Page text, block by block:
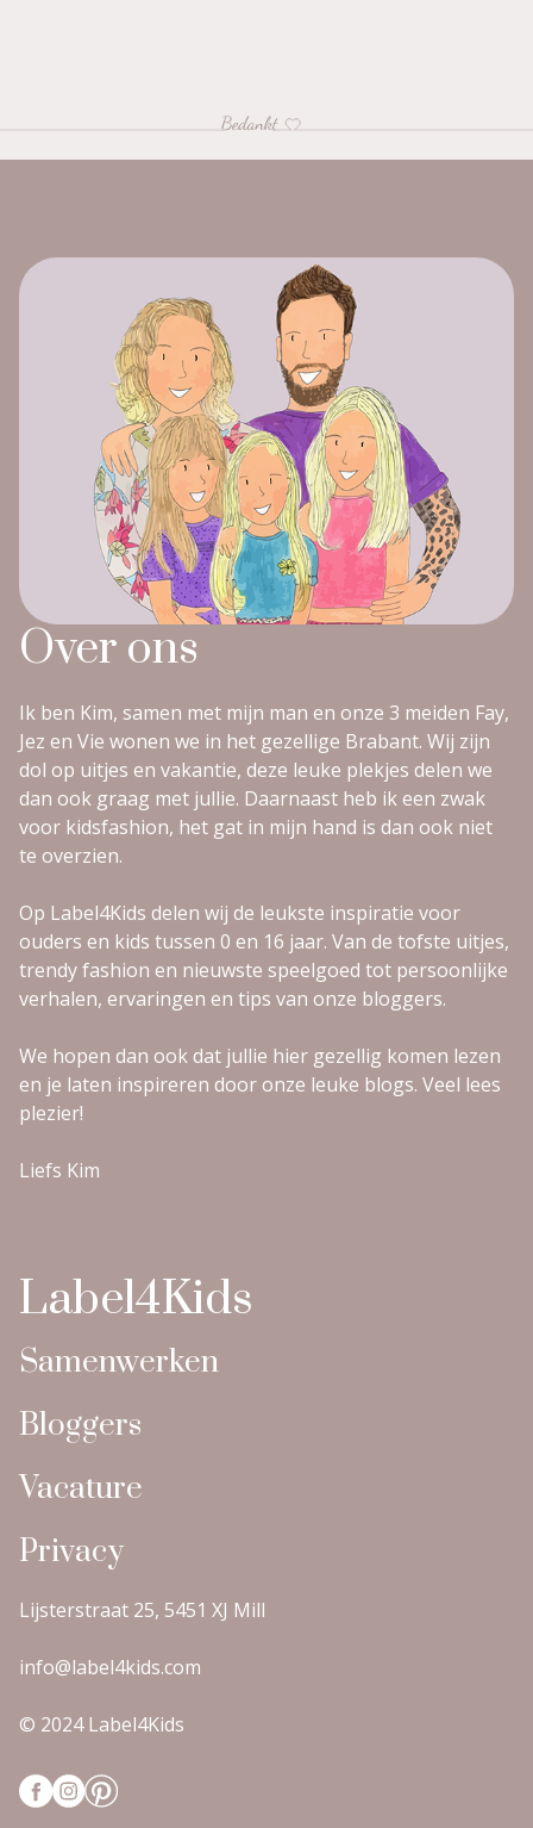
Over ons
Ik ben Kim, samen met mijn man en onze 3 meiden Fay,
Jez en Vie wonen we in het gezellige Brabant. Wij zijn
dol op uitjes en vakantie, deze leuke plekjes delen we
dan ook graag met jullie. Daarnaast heb ik een zwak
voor kidsfashion, het gat in mijn hand is dan ook niet
te overzien.
Op Label4Kids delen wij de leukste inspiratie voor
ouders en kids tussen 0 en 16 jaar. Van de tofste uitjes,
trendy fashion en nieuwste speelgoed tot persoonlijke
verhalen, ervaringen en tips van onze bloggers.
We hopen dan ook dat jullie hier gezellig komen lezen
en je laten inspireren door onze leuke blogs. Veel lees
plezier!
Liefs Kim
Label4Kids
Samenwerken
Bloggers
Vacature
Privacy
Lijsterstraat 25, 5451 XJ Mill
info@label4kids.com
© 2024 Label4Kids